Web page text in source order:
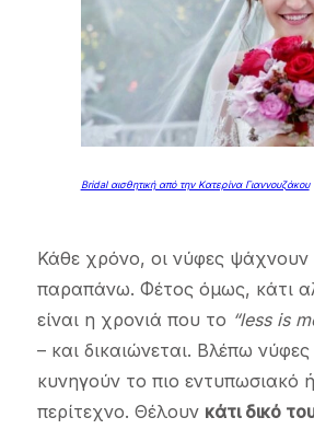
Bridal αισθητική από την Κατερίνα Γιαννουζάκου
Κάθε χρόνο, οι νύφες ψάχνουν
παραπάνω. Φέτος όμως, κάτι
είναι η χρονιά που το “less is
– και δικαιώνεται. Βλέπω
κυνηγούν το πιο εντυπωσιακό
περίτεχνο. Θέλουν κάτι δικό